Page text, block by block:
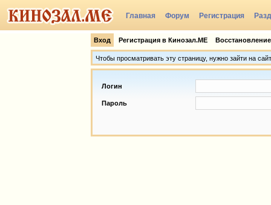
Главная Форум Регистрация
Вход Регистрация в Кинозал.МЕ
Чтобы просматривать эту страницу, нужно зайти на сайт
Логин
Пароль